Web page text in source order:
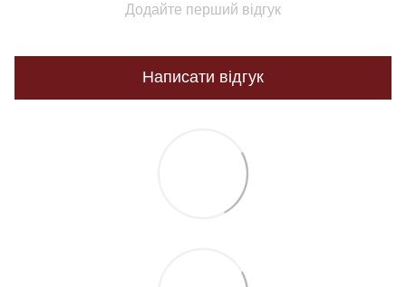
Додайте перший відгук
Написати відгук